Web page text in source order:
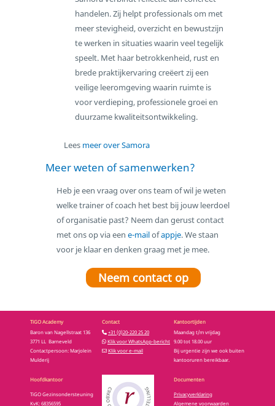
handelen. Zij helpt professionals om met
meer stevigheid, overzicht en bewustzijn
te werken in situaties waarin veel tegelijk
speelt. Met haar betrokkenheid, rust en
brede praktijkervaring creëert zij een
veilige leeromgeving waarin ruimte is
voor verdieping, professionele groei en
duurzame kwaliteitsontwikkeling.
Lees meer over Samora
Meer weten of samenwerken?
Heb je een vraag over ons team of wil je weten
welke trainer of coach het best bij jouw leerdoel
of organisatie past? Neem dan gerust contact
met ons op via een e-mailofappje. We staan
voor je klaar en denken graag met je mee.
Neem contact op
TiGO Academy Contact
Kantoortijden
Baron van Nagellstraat 136
3771 LL Barneveld
Contactpersoon: Marjolein
Mulderij
+31 (0)20-220 25 20
Klik voor WhatsApp-bericht
Klik voor e-mail
Maandag t/m vrijdag
9.00 tot 18.00 uur
Bij urgentie zijn we ook buiten
kantooruren bereikbaar.
Hoofdkantoor Documenten
TiGO Gezinsondersteuning
KvK: 68356595
Privacyverklaring
Algemene voorwaarden